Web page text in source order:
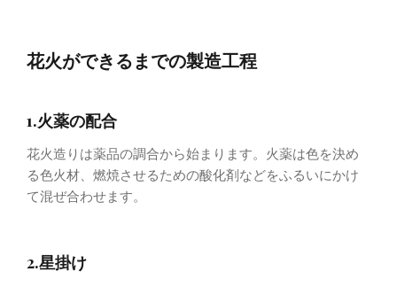
花火ができるまでの製造工程
1.火薬の配合
花火造りは薬品の調合から始まります。火薬は色を決め
る色火材、燃焼させるための酸化剤などをふるいにかけ
て混ぜ合わせます。
2.星掛け